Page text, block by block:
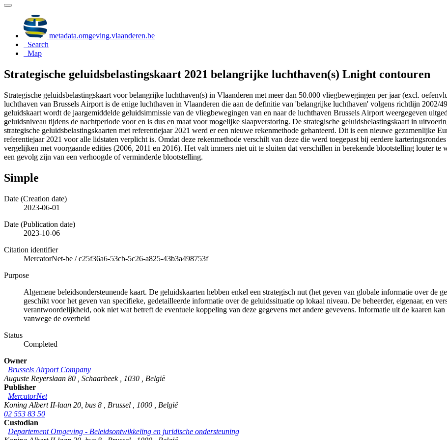
metadata.omgeving.vlaanderen.be
Search
Map
Strategische geluidsbelastingskaart 2021 belangrijke luchthaven(s) Lnight contouren
Strategische geluidsbelastingskaart voor belangrijke luchthaven(s) in Vlaanderen met meer dan 50.000 vliegbewegingen per jaar (excl.
luchthaven van Brussels Airport is de enige luchthaven in Vlaanderen die aan de definitie van 'belangrijke luchthaven' volgens richtlijn 2002/
geluidskaart wordt de jaargemiddelde geluidsimmissie van de vliegbewegingen van en naar de luchthaven Brussels Airport weergegeven
geluidsniveau tijdens de nachtperiode voor en is dus en maat voor mogelijke slaapverstoring. De strategische geluidsbelastingskaart in
strategische geluidsbelastingskaarten met referentiejaar 2021 werd er een nieuwe rekenmethode gehanteerd. Dit is een nieuwe gezamenlijke
referentiejaar 2021 voor alle lidstaten verplicht is. Omdat deze rekenmethode verschilt van deze die werd toegepast bij eerdere
vergelijken met voorgaande edities (2006, 2011 en 2016). Het valt immers niet uit te sluiten dat verschillen in berekende blootstelling louter te
een gevolg zijn van een verhoogde of verminderde blootstelling.
Simple
Date (Creation date)
2023-06-01
Date (Publication date)
2023-10-06
Citation identifier
MercatorNet-be /c25f36a6-53cb-5c26-a825-43b3a498753f
Purpose
Algemene beleidsondersteunende kaart. De geluidskaarten hebben enkel een strategisch nut (het geven van globale informatie over
geschikt voor het geven van specifieke, gedetailleerde informatie over de geluidssituatie op lokaal niveau. De beheerder, eigenaar, en
verantwoordelijkheid, ook niet wat betreft de eventuele koppeling van deze gegevens met andere gevevens. Informatie uit de kaaren
vanwege de overheid
Status
Completed
Owner
Brussels Airport Company
Auguste Reyerslaan 80
Schaarbeek 1030
België
Publisher
MercatorNet
Koning Albert II-laan 20, bus 8
Brussel 1000
België
02 553 83 50
Custodian
Departement Omgeving - Beleidsontwikkeling en juridische ondersteuning